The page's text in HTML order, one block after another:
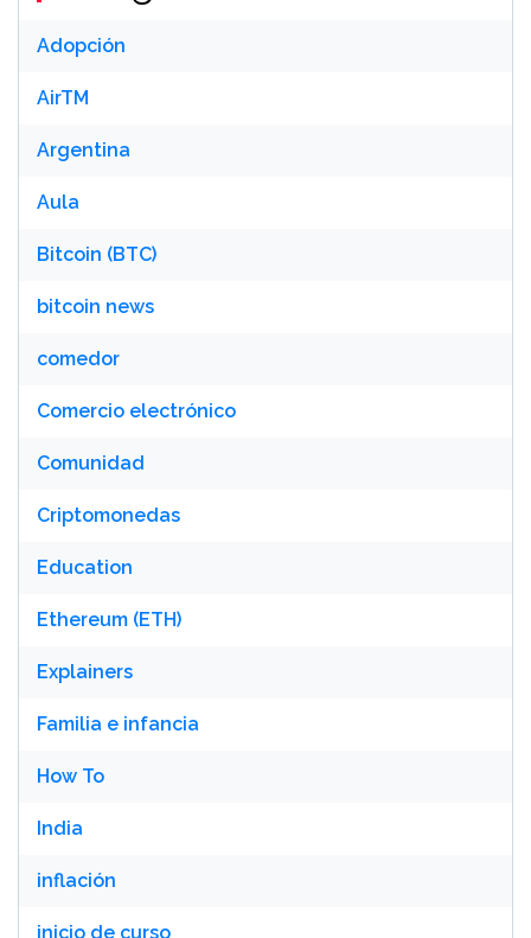
Adopción
AirTM
Argentina
Aula
Bitcoin (BTC)
bitcoin news
comedor
Comercio electrónico
Comunidad
Criptomonedas
Education
Ethereum (ETH)
Explainers
Familia e infancia
How To
India
inflación
inicio de curso